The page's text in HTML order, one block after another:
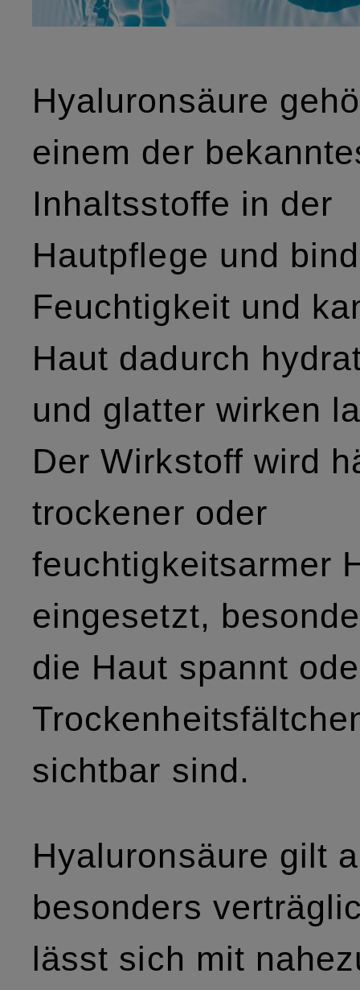
Hyaluronsäure
einem der
Inhaltsstoffe in der
Hautpflege und
Feuchtigkeit und
Haut dadurch
und glatter wirken
Der Wirkstoff wird
trockener oder
feuchtigkeitsarmer
eingesetzt,
die Haut spannt
sichtbar sind.
Hyaluronsäure gilt
besonders
lässt sich mit